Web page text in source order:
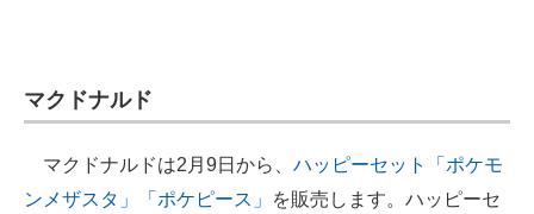
マクドナルド
マクドナルドは2月9日から、 ハッピーセット「ポケモ
ンメザスタ」「ポケピース」
を販売します。ハッピーセ